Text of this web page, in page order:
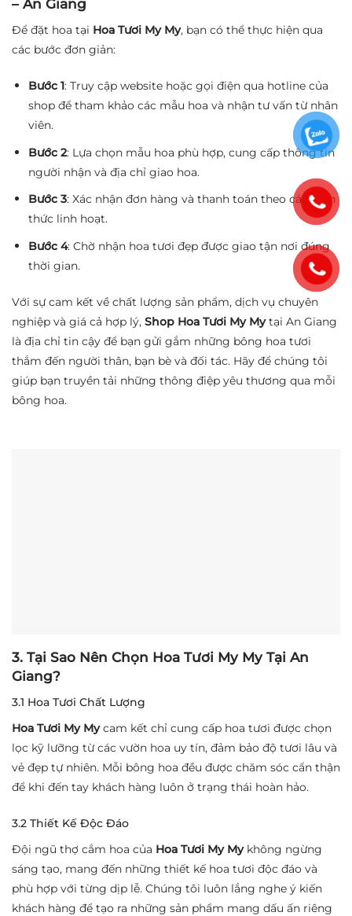
– An Giang
Để đặt hoa tại Hoa Tươi My My, bạn có thể thực hiện qua
các bước đơn giản:
Bước 1: Truy cập website hoặc gọi điện qua hotline của
shop để tham khảo các mẫu hoa và nhận tư vấn từ nhân
viên.
Bước 2: Lựa chọn mẫu hoa phù hợp, cung cấp thông tin
người nhận và địa chỉ giao hoa.
Bước 3: Xác nhận đơn hàng và thanh toán theo các hình
thức linh hoạt.
Bước 4: Chờ nhận hoa tươi đẹp được giao tận nơi đúng
thời gian.
Với sự cam kết về chất lượng sản phẩm, dịch vụ chuyên
nghiệp và giá cả hợp lý, Shop Hoa Tươi My Mytại An Giang
là địa chỉ tin cậy để bạn gửi gắm những bông hoa tươi
thắm đến người thân, bạn bè và đối tác. Hãy để chúng tôi
giúp bạn truyền tải những thông điệp yêu thương qua mỗi
bông hoa.
3. Tại Sao Nên Chọn Hoa Tươi My My Tại An
Giang?
3.1 Hoa Tươi Chất Lượng
Hoa Tươi My Mycam kết chỉ cung cấp hoa tươi được chọn
lọc kỹ lưỡng từ các vườn hoa uy tín, đảm bảo độ tươi lâu và
vẻ đẹp tự nhiên. Mỗi bông hoa đều được chăm sóc cẩn thận
để khi đến tay khách hàng luôn ở trạng thái hoàn hảo.
3.2 Thiết Kế Độc Đáo
Đội ngũ thợ cắm hoa của Hoa Tươi My Mykhông ngừng
sáng tạo, mang đến những thiết kế hoa tươi độc đáo và
phù hợp với từng dịp lễ. Chúng tôi luôn lắng nghe ý kiến
khách hàng để tạo ra những sản phẩm mang dấu ấn riêng